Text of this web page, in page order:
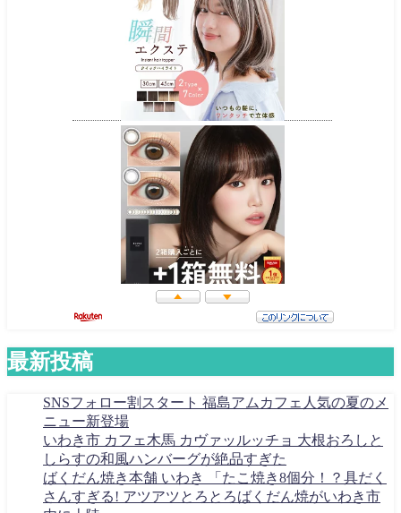
最新投稿
SNSフォロー割スタート 福島アムカフェ人気の夏のメ
ニュー新登場
いわき市 カフェ木馬 カヴァッルッチョ 大根おろしと
しらすの和風ハンバーグが絶品すぎた
ばくだん焼き本舗 いわき 「たこ焼き8個分！？具だく
さんすぎる! アツアツとろとろばくだん焼がいわき市